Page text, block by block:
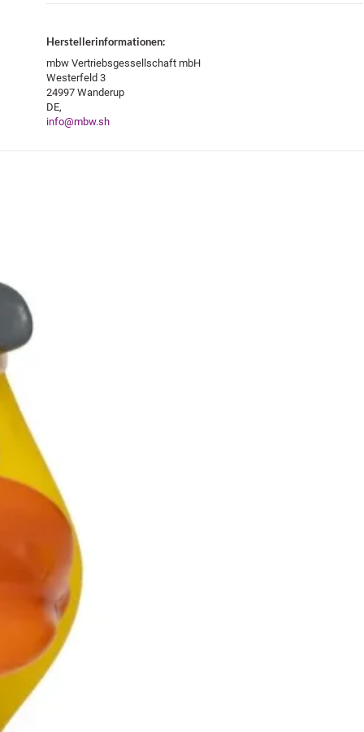
Herstellerinformationen:
mbw Vertriebsgessellschaft mbH
Westerfeld 3
24997 Wanderup
DE,
info@mbw.sh